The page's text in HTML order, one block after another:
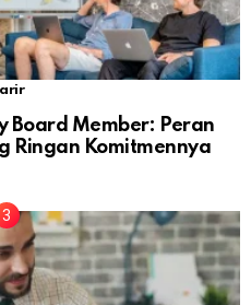
Board Member: Peran
Ringan Komitmennya